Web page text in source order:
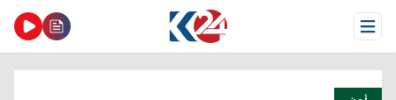
Open Menu